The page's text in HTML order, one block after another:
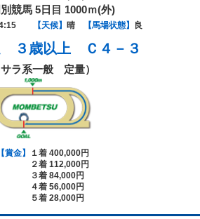
競馬 5日目 1000ｍ(外)
【天候】 晴 【馬場状態】 良
３歳以上 Ｃ４－３
サラ系一般 定量）
【賞金】
１着 400,000円
２着 112,000円
３着 84,000円
４着 56,000円
５着 28,000円